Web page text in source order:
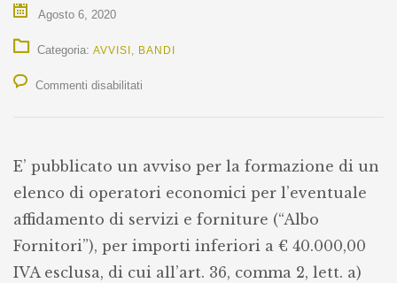
Agosto 6, 2020
Categoria: AVVISI , BANDI
Commenti disabilitati
interesse
per
l’eventuale
affidamento
o
E’ pubblicato un avviso per la formazione di un
elenco di operatori economici per l’eventuale
affidamento di servizi e forniture (“Albo
Fornitori”), per importi inferiori a € 40.000,00
IVA esclusa, di cui all’art. 36, comma 2, lett. a)